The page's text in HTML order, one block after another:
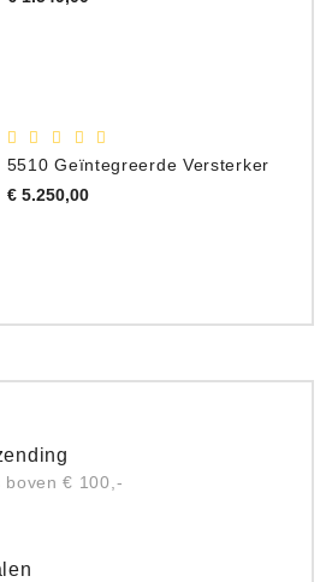
5510 Geïntegreerde Versterker
€ 5.250,00Prijs
boven € 100,-